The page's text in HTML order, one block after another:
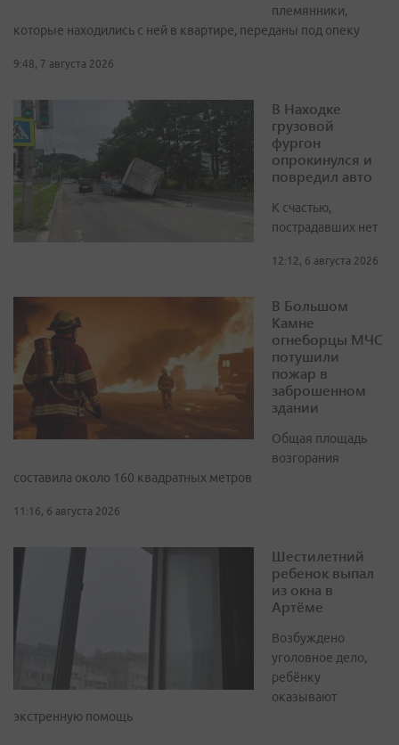
племянники,
которые находились с ней в квартире, переданы под опеку
9:48, 7 августа 2026
В Находке
грузовой
фургон
опрокинулся и
повредил авто
К счастью,
пострадавших нет
12:12, 6 августа 2026
В Большом
Камне
огнеборцы МЧС
потушили
пожар в
заброшенном
здании
Общая площадь
возгорания
составила около 160 квадратных метров
11:16, 6 августа 2026
Шестилетний
ребенок выпал
из окна в
Артёме
Возбуждено
уголовное дело,
ребёнку
оказывают
экстренную помощь